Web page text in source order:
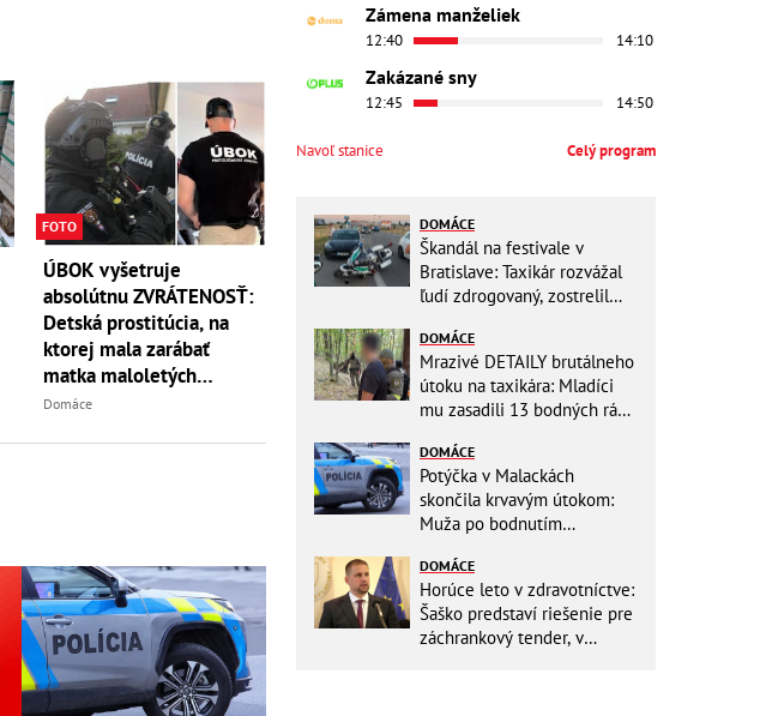
FOTO
ÚBOK vyšetruje
absolútnu ZVRÁTENOSŤ:
Detská prostitúcia, na
ktorej mala zarábať
matka maloletých
dievčat!
Domáce
Zámena manželiek
12:40 14:10
Zakázané sny
12:45 14:50
Navoľ stanice Celý program
DOMÁCE
Škandál na festivale v
Bratislave: Taxikár rozvážal
ľudí zdrogovaný, zostrelil
DOMÁCE
Mrazivé DETAILY brutálneho
útoku na taxikára: Mladíci
mu zasadili 13 bodných rán!
DOMÁCE
Potýčka v Malackách
skončila krvavým útokom:
Muža po bodnutím
odviezli do nemocnice
DOMÁCE
Horúce leto v zdravotníctve:
Šaško predstaví riešenie pre
záchrankový tender, v